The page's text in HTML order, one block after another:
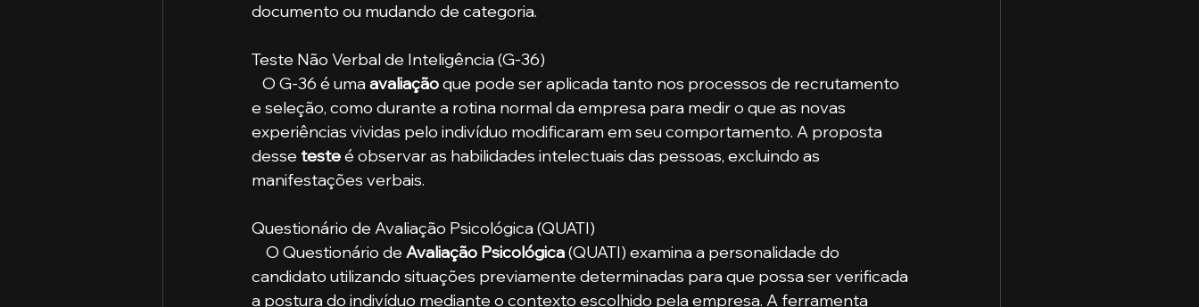
documento ou mudando de categoria.
Teste Não Verbal de Inteligência (G-36)
   O G-36 é uma
avaliação que pode ser aplicada tanto nos processos de recrutamento
e seleção, como durante a rotina normal da empresa para medir o que as novas
experiências vividas pelo indivíduo modificaram em seu comportamento. A proposta
desse teste é observar as habilidades intelectuais das pessoas, excluindo as
manifestações verbais.
Questionário de Avaliação Psicológica (QUATI)
    O Questionário de
Avaliação Psicológica (QUATI) examina a personalidade do
candidato utilizando situações previamente determinadas para que possa ser verificada
a postura do indivíduo mediante o contexto escolhido pela empresa. A ferramenta